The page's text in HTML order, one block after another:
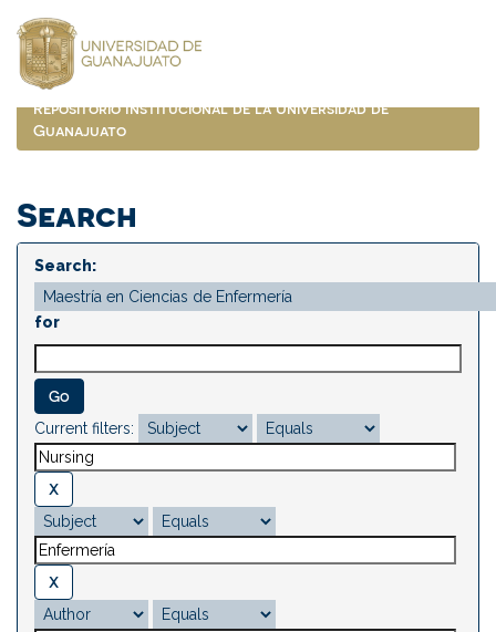
navigation
Repositorio Institucional de la Universidad de
Guanajuato
Search
Search:
for
Current filters: